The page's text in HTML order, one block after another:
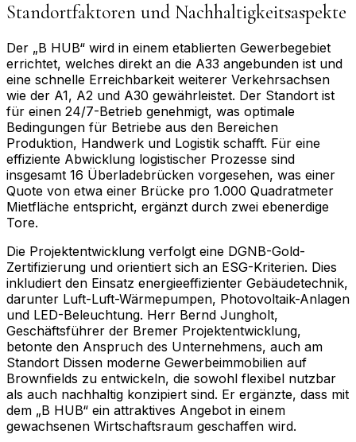
Standortfaktoren und Nachhaltigkeitsaspekte
Der „B HUB“ wird in einem etablierten Gewerbegebiet
errichtet, welches direkt an die A33 angebunden ist und
eine schnelle Erreichbarkeit weiterer Verkehrsachsen
wie der A1, A2 und A30 gewährleistet. Der Standort ist
für einen 24/7-Betrieb genehmigt, was optimale
Bedingungen für Betriebe aus den Bereichen
Produktion, Handwerk und Logistik schafft. Für eine
effiziente Abwicklung logistischer Prozesse sind
insgesamt 16 Überladebrücken vorgesehen, was einer
Quote von etwa einer Brücke pro 1.000 Quadratmeter
Mietfläche entspricht, ergänzt durch zwei ebenerdige
Tore.
Die Projektentwicklung verfolgt eine DGNB-Gold-
Zertifizierung und orientiert sich an ESG-Kriterien. Dies
inkludiert den Einsatz energieeffizienter Gebäudetechnik,
darunter Luft-Luft-Wärmepumpen, Photovoltaik-Anlagen
und LED-Beleuchtung. Herr Bernd Jungholt,
Geschäftsführer der Bremer Projektentwicklung,
betonte den Anspruch des Unternehmens, auch am
Standort Dissen moderne Gewerbeimmobilien auf
Brownfields zu entwickeln, die sowohl flexibel nutzbar
als auch nachhaltig konzipiert sind. Er ergänzte, dass mit
dem „B HUB“ ein attraktives Angebot in einem
gewachsenen Wirtschaftsraum geschaffen wird.